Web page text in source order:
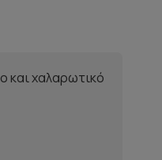
και χαλαρωτικό